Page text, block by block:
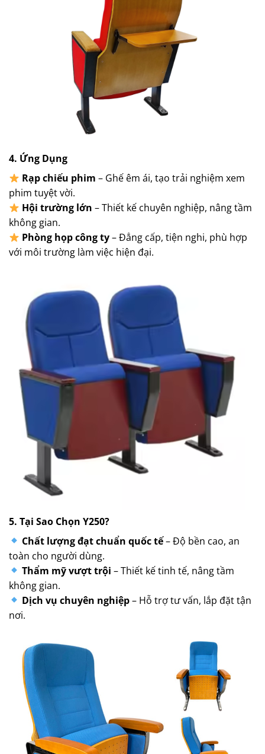
4. Ứng Dụng
Rạp chiếu phim – Ghế êm ái, tạo trải nghiệm xem
phim tuyệt vời.
Hội trường lớn – Thiết kế chuyên nghiệp, nâng tầm
không gian.
Phòng họp công ty– Đẳng cấp, tiện nghi, phù hợp
với môi trường làm việc hiện đại.
5. Tại Sao Chọn Y250?
Chất lượng đạt chuẩn quốc tế– Độ bền cao, an
toàn cho người dùng.
Thẩm mỹ vượt trội – Thiết kế tinh tế, nâng tầm
không gian.
Dịch vụ chuyên nghiệp– Hỗ trợ tư vấn, lắp đặt tận
nơi.